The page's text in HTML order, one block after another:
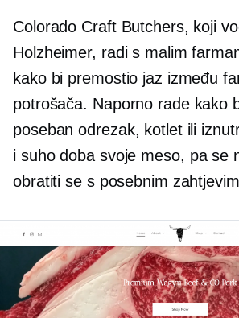
Colorado Craft Butchers, koji
Holzheimer, radi s malim
kako bi premostio jaz između
potrošača. Naporno rade kako
poseban odrezak, kotlet ili
i suho dobasvoje meso, pa se
obratiti se s posebnim